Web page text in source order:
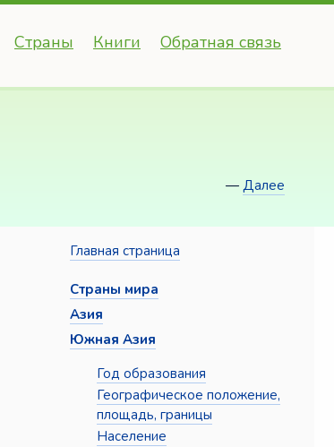
Страны Книги Обратная связь
— Далее
Главная страница
Страны мира
Азия
Южная Азия
Год образования
Географическое положение,
площадь, границы
Население